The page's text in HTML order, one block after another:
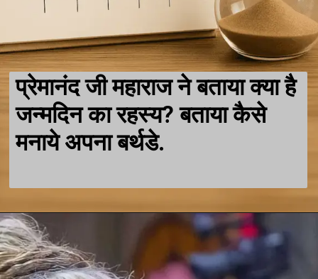
प्रेमानंद जी महाराज ने बताया क्या है
जन्मदिन का रहस्य? बताया कैसे
मनाये अपना बर्थडे.